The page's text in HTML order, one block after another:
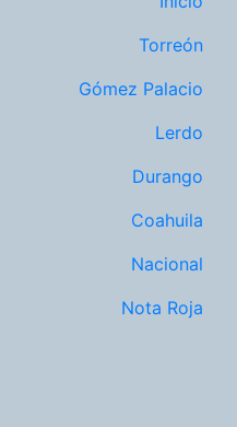
Torreón
Gómez Palacio
Lerdo
Durango
Coahuila
Nacional
Nota Roja